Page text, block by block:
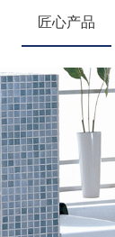
匠心产品